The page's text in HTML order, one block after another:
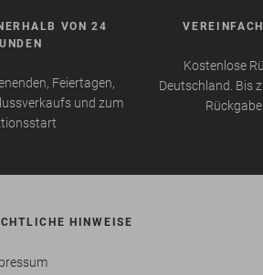
VON 24
Feiertagen,
und zum
Kostenlose
Deutschland. Bis
HINWEISE